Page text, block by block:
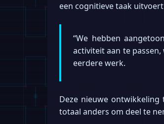
een cognitieve taak
“We hebben
activiteit aan te
eerdere werk.
Deze nieuwe
totaal anders om deel te